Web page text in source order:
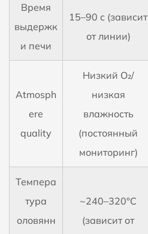
Время
выдержк
и печи
15–90 с (зависит
от линии)
Аtmosph
ere
quality
Низкий O₂/
низкая
влажность
(постоянный
мониторинг)
Темпера
тура
оловянн
~240–320°C
(зависит от